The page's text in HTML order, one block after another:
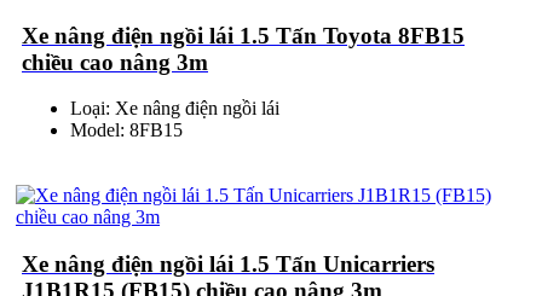
Xe nâng điện ngồi lái 1.5 Tấn Toyota 8FB15
chiều cao nâng 3m
Loại: Xe nâng điện ngồi lái
Model: 8FB15
Xe nâng điện ngồi lái 1.5 Tấn Unicarriers
J1B1R15 (FB15) chiều cao nâng 3m